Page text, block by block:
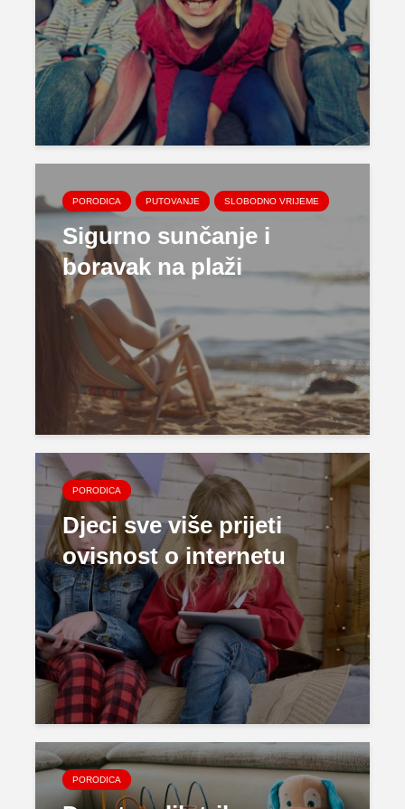
PORODICA PUTOVANJE SLOBODNO VRIJEME
Sigurno sunčanje i
boravak na plaži
PORODICA
Djeci sve više prijeti
ovisnost o internetu
PORODICA